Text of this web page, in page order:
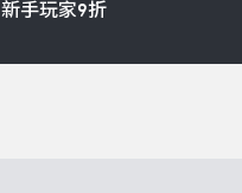
新手玩家9折